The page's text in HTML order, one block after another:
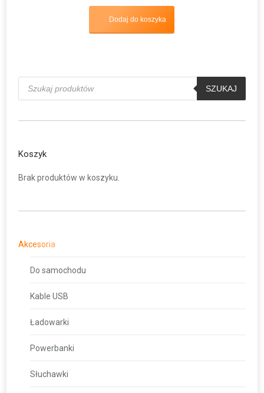
5.00
Dodaj do koszyka
Wyszukiwarka
produktów
SZUKAJ
Koszyk
Brak produktów w koszyku.
Akcesoria
Do samochodu
Kable USB
Ładowarki
Powerbanki
Słuchawki